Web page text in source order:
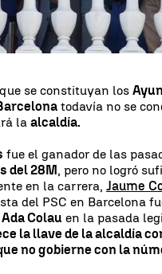
WhatsappFacebook
se constituyan los
todavía no se
la alcaldía.
fue el ganador de las
del 28M, pero no logró
en la carrera, Jaume
del PSC en Barcelona
Ada Colau en la pasada
la llave de la alcaldía
no gobierne con la